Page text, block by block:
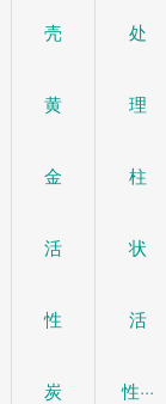
壳
黄
金
活
性
炭
处
理
柱
状
活
性···